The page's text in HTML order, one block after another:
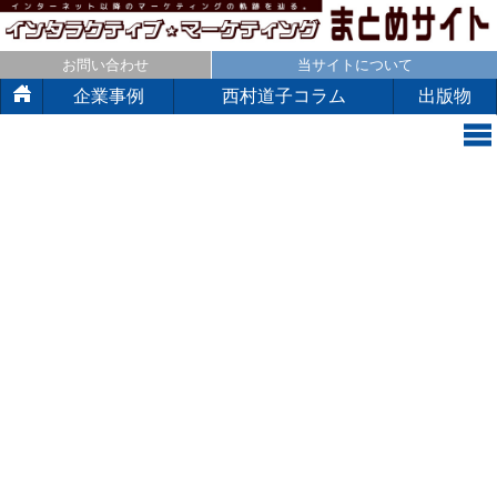
お問い合わせ 当サイトについて
企業事例 西村道子コラム 出版物